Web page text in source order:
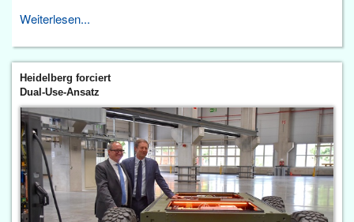
Weiterlesen...
Heidelberg forciert
Dual-Use-Ansatz